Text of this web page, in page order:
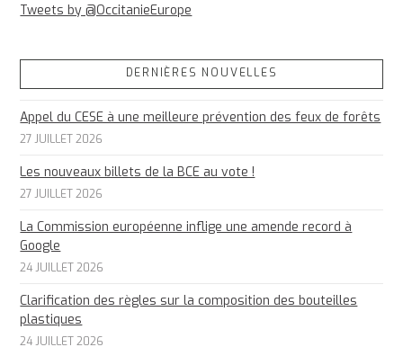
Tweets by @OccitanieEurope
DERNIÈRES NOUVELLES
Appel du CESE à une meilleure prévention des feux de forêts
27 JUILLET 2026
Les nouveaux billets de la BCE au vote !
27 JUILLET 2026
La Commission européenne inflige une amende record à
Google
24 JUILLET 2026
Clarification des règles sur la composition des bouteilles
plastiques
24 JUILLET 2026